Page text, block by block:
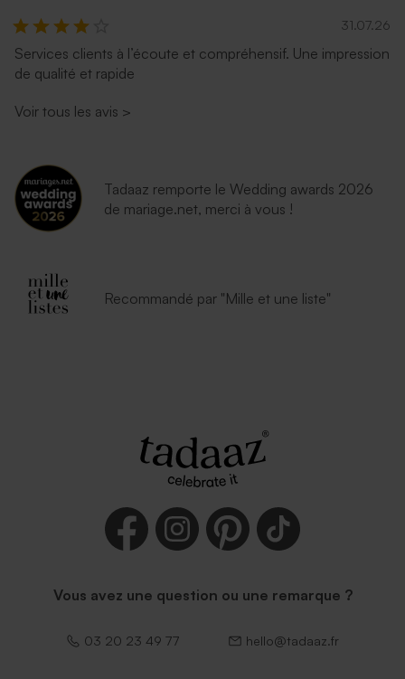
Enveloppe mariage lavande
Enveloppe blanche
autocollante
31.07.26
Services clients à l’écoute et compréhensif. Une impression
de qualité et rapide
Voir tous les avis >
Tadaaz remporte le Wedding awards 2026
de mariage.net, merci à vous !
Recommandé par "Mille et une liste"
Vous avez une question ou une remarque ?
03 20 23 49 77 hello@tadaaz.fr